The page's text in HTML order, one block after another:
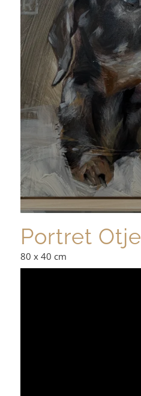
Portret Otje
80 x 40 cm